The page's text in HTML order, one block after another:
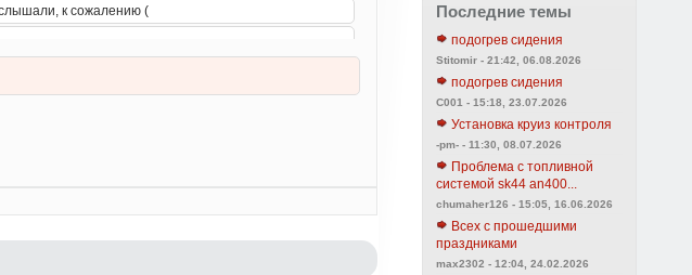
Последние темы
подогрев сидения
Stitomir - 21:42, 06.08.2026
подогрев сидения
C001 - 15:18, 23.07.2026
Установка круиз контроля
-pm- - 11:30, 08.07.2026
Проблема с топливной
системой sk44 an400...
chumaher126 - 15:05, 16.06.2026
Всех с прошедшими
праздниками
max2302 - 12:04, 24.02.2026